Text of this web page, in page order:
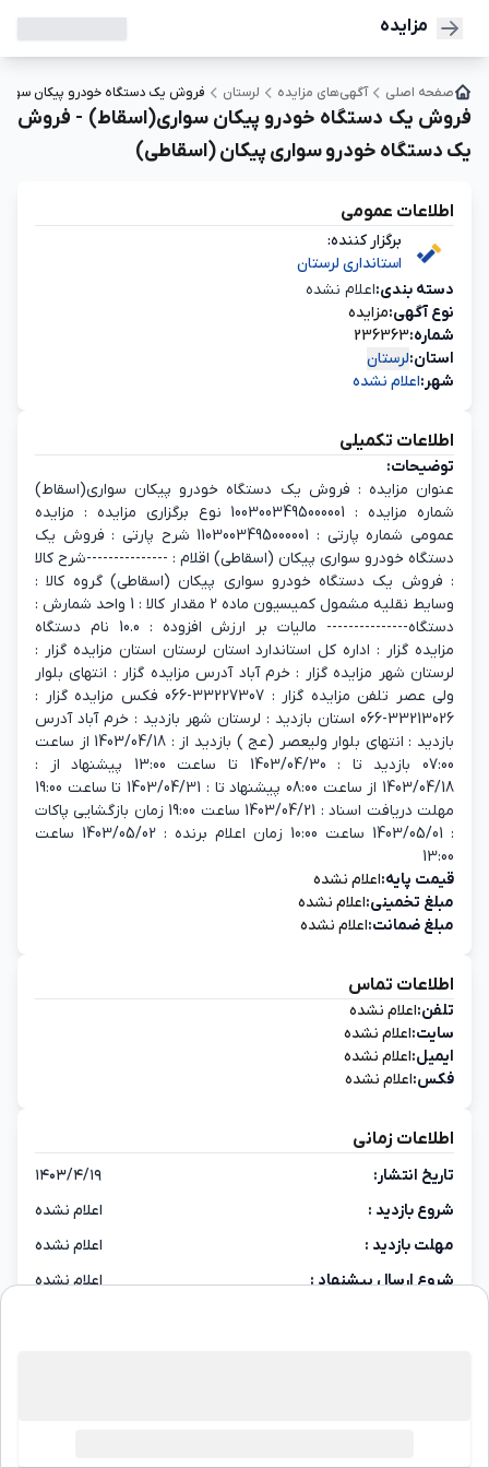
مزایده
صفحه اصلی آگهی‌های مزایده لرستان فروش یک دستگاه خودرو پیکان
فروش یک دستگاه خودرو پیکان سواری(اسقاط) - فروش
یک دستگاه خودرو سواری پیکان (اسقاطی)
اطلاعات عمومی
برگزار کننده:
استانداری لرستان
دسته‌ بندی:اعلام نشده
نوع آگهی:مزایده
شماره:236363
استان:لرستان
شهر:اعلام نشده
اطلاعات تکمیلی
توضیحات:
عنوان مزایده : فروش یک دستگاه خودرو پیکان سواری(اسقاط)
شماره مزایده : 1003003495000001 نوع برگزاری مزایده : مزایده
عمومی شماره پارتی : 1103003495000001 شرح پارتی : فروش یک
دستگاه خودرو سواری پیکان (اسقاطی) اقلام : ---------------شرح کالا
: فروش یک دستگاه خودرو سواری پیکان (اسقاطی) گروه کالا :
وسایط نقلیه مشمول کمیسیون ماده 2 مقدار کالا : 1 واحد شمارش :
دستگاه--------------- مالیات بر ارزش افزوده : 10.0 نام دستگاه
مزایده گزار : اداره کل استاندارد استان لرستان استان مزایده گزار :
لرستان شهر مزایده گزار : خرم آباد آدرس مزایده گزار : انتهای بلوار
ولی عصر تلفن مزایده گزار : 33227307-066 فکس مزایده گزار :
33213026-066 استان بازدید : لرستان شهر بازدید : خرم آباد آدرس
بازدید : انتهای بلوار ولیعصر (عج ) بازدید از : 1403/04/18 از ساعت
07:00 بازدید تا : 1403/04/30 تا ساعت 13:00 پیشنهاد از :
1403/04/18 از ساعت 08:00 پیشنهاد تا : 1403/04/31 تا ساعت 19:00
مهلت دریافت اسناد : 1403/04/21 ساعت 19:00 زمان بازگشایی پاکات
: 1403/05/01 ساعت 10:00 زمان اعلام برنده : 1403/05/02 ساعت
13:00
قیمت پایه:اعلام نشده
مبلغ تخمینی:اعلام نشده
مبلغ ضمانت:اعلام نشده
اطلاعات تماس
تلفن:اعلام نشده
سایت:اعلام نشده
ایمیل:اعلام نشده
فکس:اعلام نشده
اطلاعات زمانی
تاریخ انتشار:
۱۴۰۳/۴/۱۹
شروع بازدید :
اعلام نشده
مهلت بازدید :
اعلام نشده
شروع ارسال پیشنهاد :
اعلام نشده